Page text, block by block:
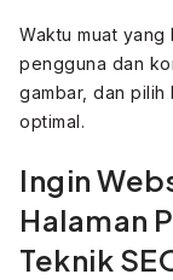
Waktu muat yang
pengguna dan
gambar, dan
optimal.
Ingin
Halaman
Teknik